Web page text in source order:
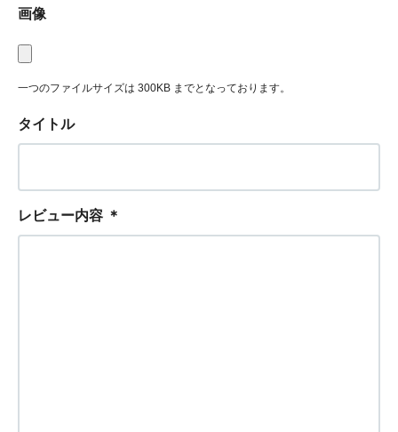
画像
一つのファイルサイズは 300KB までとなっております。
タイトル
レビュー内容 ＊